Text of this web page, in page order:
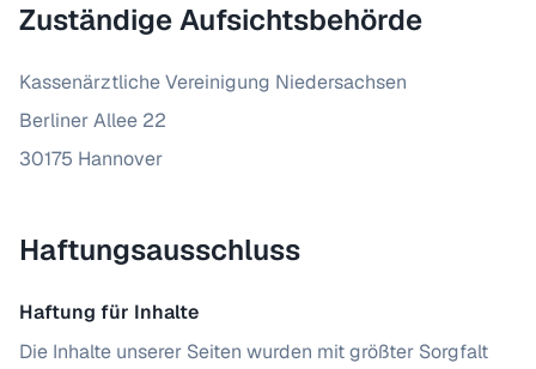
Zuständige Aufsichtsbehörde
Kassenärztliche Vereinigung Niedersachsen
Berliner Allee 22
30175 Hannover
Haftungsausschluss
Haftung für Inhalte
Die Inhalte unserer Seiten wurden mit größter Sorgfalt